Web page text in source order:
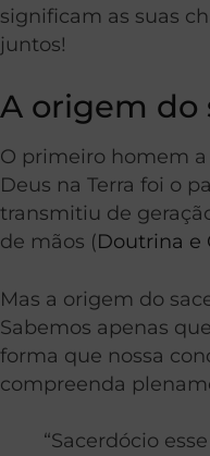
significam as suas
juntos!
A origem do
O primeiro homem
Deus na Terra foi o
transmitiu de
de mãos (Doutrina e
Mas a origem do
Sabemos apenas
forma que nossa
compreenda
“Sacerdócio